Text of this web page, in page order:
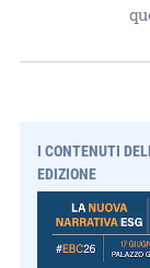
I CONTENUTI
EDIZIONE